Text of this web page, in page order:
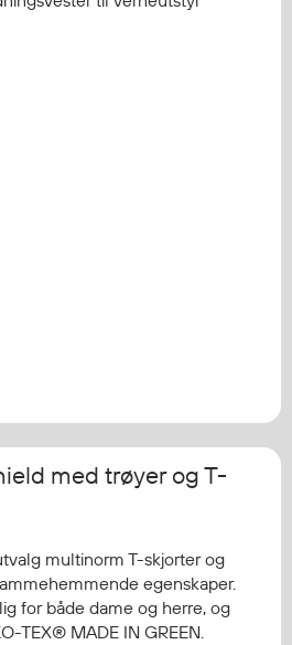
med trøyer og T-
multinorm T-skjorter og
egenskaper.
for både dame og herre, og
TEX® MADE IN GREEN.